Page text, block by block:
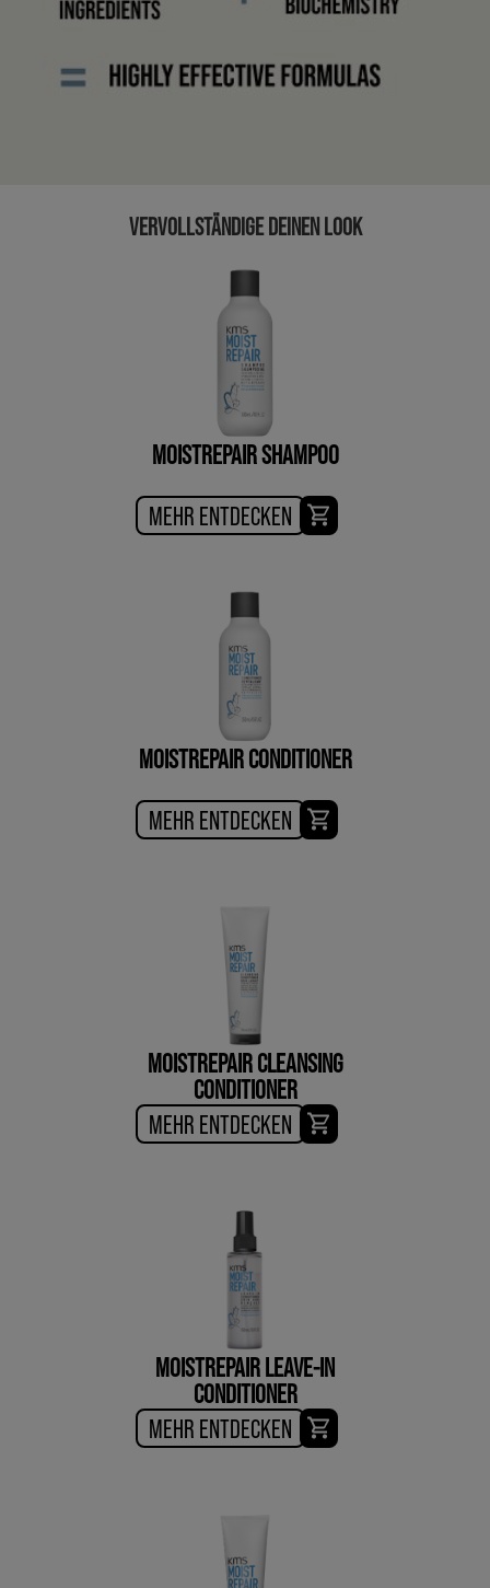
VERVOLLSTÄNDIGE DEINEN LOOK
MOISTREPAIR SHAMPOO
MEHR ENTDECKEN
MOISTREPAIR CONDITIONER
MEHR ENTDECKEN
MOISTREPAIR CLEANSING
CONDITIONER
MEHR ENTDECKEN
MOISTREPAIR LEAVE-IN
CONDITIONER
MEHR ENTDECKEN